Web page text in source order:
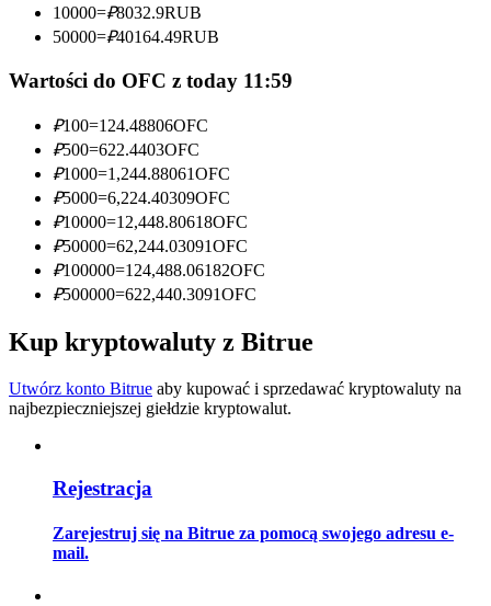
Informacja
Analiza Big Data, w tym informacje handlowe itp.
10000=₽8032.9RUB
50000=₽40164.49RUB
Wartości do OFC z today 11:59
₽100=124.48806OFC
₽500=622.4403OFC
₽1000=1,244.88061OFC
₽5000=6,224.40309OFC
₽10000=12,448.80618OFC
₽50000=62,244.03091OFC
₽100000=124,488.06182OFC
₽500000=622,440.3091OFC
Kup kryptowaluty z Bitrue
Utwórz konto Bitrue aby kupować i sprzedawać kryptowaluty na
najbezpieczniejszej giełdzie kryptowalut.
Rejestracja
Zarejestruj się na Bitrue za pomocą swojego adresu e-
mail.